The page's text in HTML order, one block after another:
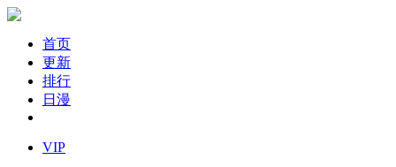
首页
更新
排行
日漫
VIP